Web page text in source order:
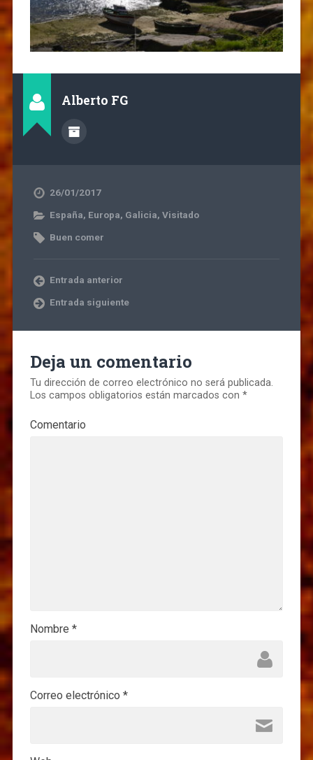
Alberto FG
26/01/2017
España, Europa, Galicia, Visitado
Buen comer
Entrada anterior
Entrada siguiente
Deja un comentario
Tu dirección de correo electrónico no será publicada.
Los campos obligatorios están marcados con *
Comentario
Nombre *
Correo electrónico *